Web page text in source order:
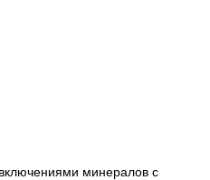
минералов с